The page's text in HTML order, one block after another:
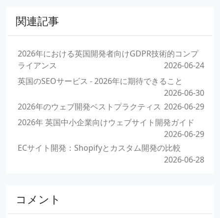
関連記事
2026年における英国開発者向けGDPR技術的コンプ
ライアンス
2026-06-24
英国のSEOサービス - 2026年に期待できること
2026-06-30
2026年のウェブ開発ベストプラクティス 2026-06-29
2026年 英国中小企業向けウェブサイト開発ガイド
2026-06-29
ECサイト開発：Shopifyとカスタム開発の比較
2026-06-28
コメント